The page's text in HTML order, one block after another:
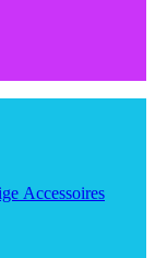
Accessoires